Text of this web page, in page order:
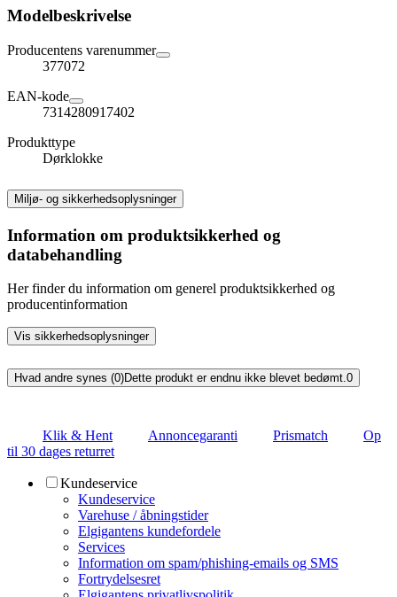
Modelbeskrivelse
Producentens varenummer
377072
EAN-kode
7314280917402
Produkttype
Dørklokke
Miljø- og sikkerhedsoplysninger
Information om produktsikkerhed og
databehandling
Her finder du information om generel produktsikkerhed og
producentinformation
Vis sikkerhedsoplysninger
Hvad andre synes (0)Dette produkt er endnu ikke blevet bedømt.0
Klik & Hent Annoncegaranti Prismatch
Op
til 30 dages returret
Kundeservice
Kundeservice
Varehuse / åbningstider
Elgigantens kundefordele
Services
Information om spam/phishing-emails og SMS
Fortrydelsesret